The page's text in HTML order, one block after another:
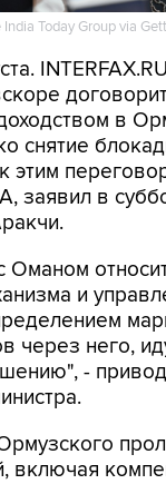
Today Group via
в
снятие
этим
заявил в
и
через него,
-
включая